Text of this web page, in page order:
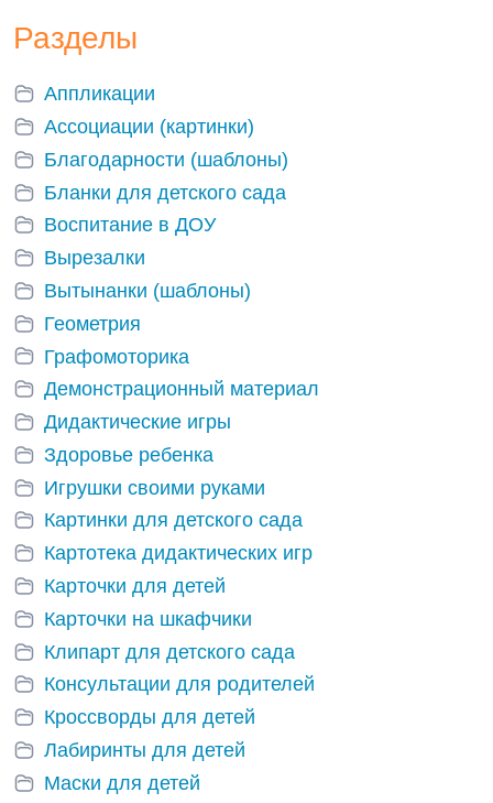
Разделы
Аппликации
Ассоциации (картинки)
Благодарности (шаблоны)
Бланки для детского сада
Воспитание в ДОУ
Вырезалки
Вытынанки (шаблоны)
Геометрия
Графомоторика
Демонстрационный материал
Дидактические игры
Здоровье ребенка
Игрушки своими руками
Картинки для детского сада
Картотека дидактических игр
Карточки для детей
Карточки на шкафчики
Клипарт для детского сада
Консультации для родителей
Кроссворды для детей
Лабиринты для детей
Маски для детей